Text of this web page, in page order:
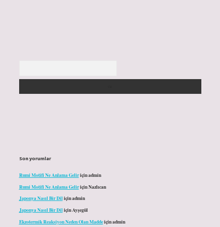
Son yorumlar
Rumi Motifi Ne Anlama Geliriçinadmin
Rumi Motifi Ne Anlama GeliriçinNazlıcan
Japonya Nasıl Bir Diliçinadmin
Japonya Nasıl Bir DiliçinAyşegül
Ekzotermik Reaksiyon Neden Olan Maddeiçinadmin